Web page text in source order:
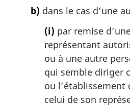
b) dans le cas d’une
(i) par remise
représentant
ou à une autre
qui semble diriger
ou l’établissement
celui de son